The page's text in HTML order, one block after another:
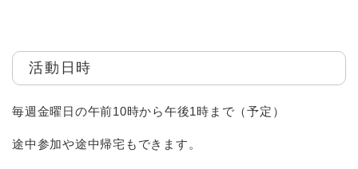
活動日時
毎週金曜日の午前10時から午後1時まで（予定）
途中参加や途中帰宅もできます。